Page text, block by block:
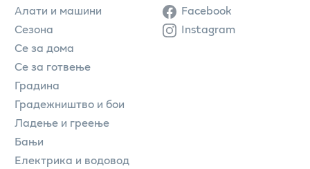
Алати и машини
Сезона
Се за дома
Се за готвење
Градина
Градежништво и бои
Ладење и греење
Бањи
Електрика и водовод
Facebook
Instagram